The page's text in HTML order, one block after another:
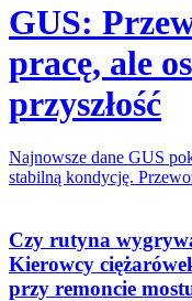
GUS:
pracę, ale
przyszłość
Najnowsze dane GUS
stabilną kondycję.
Czy rutyna
Kierowcy
przy remoncie